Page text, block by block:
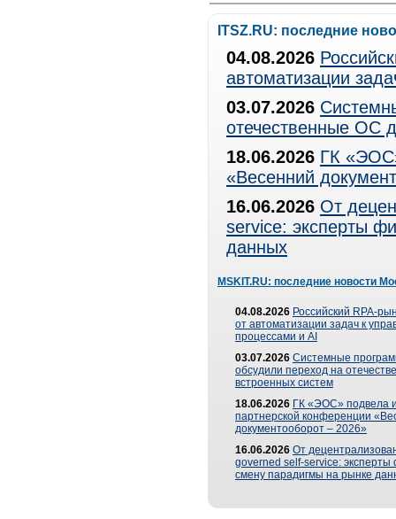
ITSZ.RU: последние
04.08.2026
автоматизации
03.07.2026
отечественные ОС
18.06.2026 ГК
«Весенний
16.06.2026 От
service: эксперты
данных
MSKIT.RU: последние новости
04.08.2026 Российский RPA-
от автоматизации задач к
процессами и AI
03.07.2026 Системные
обсудили переход на
встроенных систем
18.06.2026 ГК «ЭОС» подвела
партнерской конференции
документооборот – 2026»
16.06.2026 От
governed self-service: эксперты
смену парадигмы на рынке